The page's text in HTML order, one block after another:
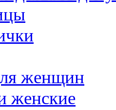
женщин
женские